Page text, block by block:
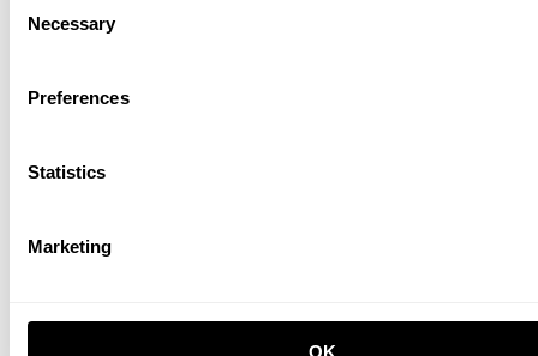
Selection
Necessary
Preferences
Statistics
Marketing
OK
CNY 17,545.00